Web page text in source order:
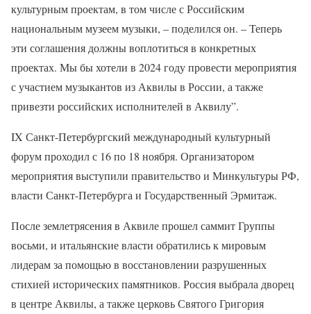
культурным проектам, в том числе с Российским
национальным музеем музыки, – поделился он. – Теперь
эти соглашения должны воплотиться в конкретных
проектах. Мы бы хотели в 2024 году провести мероприятия
с участием музыкантов из Аквилы в России, а также
привезти российских исполнителей в Аквилу”.
IX Санкт-Петербургский международный культурный
форум проходил с 16 по 18 ноября. Организатором
мероприятия выступили правительство и Минкультуры РФ,
власти Санкт-Петербурга и Государственный Эрмитаж.
После землетрясения в Аквиле прошел саммит Группы
восьми, и итальянские власти обратились к мировым
лидерам за помощью в восстановлении разрушенных
стихией исторических памятников. Россия выбрала дворец
в центре Аквилы, а также церковь Святого Григория